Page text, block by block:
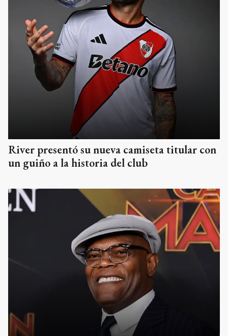
River presentó su nueva camiseta titular con
un guiño a la historia del club